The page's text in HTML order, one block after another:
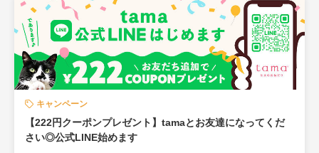
キャンペーン
【222円クーポンプレゼント】tamaとお友達になってくだ
さい◎公式LINE始めます